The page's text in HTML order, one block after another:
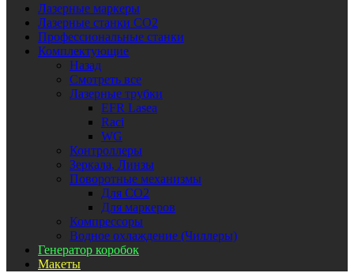
Лазерные маркеры
Лазерные станки CO2
Профессиональные станки
Комплектующие
Назад
Смотреть все
Лазерные трубки
EFR Lasea
Raci
WG
Контроллеры
Зеркала, Линзы
Поворотные механизмы
Для CO2
Для маркеров
Компрессоры
Водное охлаждение (Чиллеры)
Генератор коробок
Макеты